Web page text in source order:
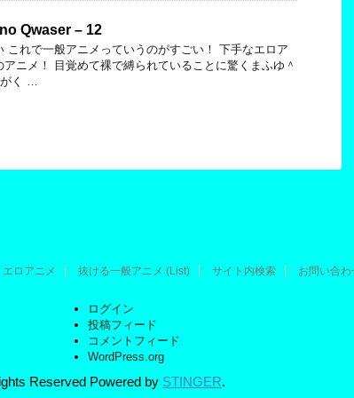
Qwaser – 12
これで一般アニメっていうのがすごい！ 下手なエロア
ニメ！ 目覚めて裸で縛られていることに驚くまふゆ＾
がく …
エロアニメ 抜ける一般アニメ (List) サイト内検索 お問い合わ
ログイン
投稿フィード
コメントフィード
WordPress.org
Reserved Powered by STINGER.